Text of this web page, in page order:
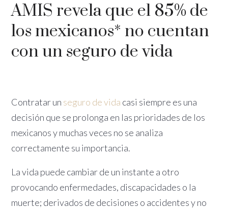
AMIS revela que el 85% de
los mexicanos* no cuentan
con un seguro de vida
Contratar un seguro de vida casi siempre es una
decisión que se prolonga en las prioridades de los
mexicanos y muchas veces no se analiza
correctamente su importancia.
La vida puede cambiar de un instante a otro
provocando enfermedades, discapacidades o la
muerte; derivados de decisiones o accidentes y no